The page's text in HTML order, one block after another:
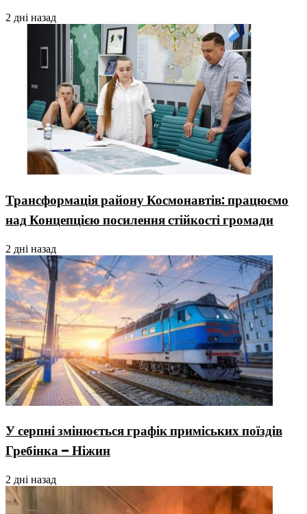
2 дні назад
Трансформація району Космонавтів: працюємо
над Концепцією посилення стійкості громади
2 дні назад
У серпні змінюється графік приміських поїздів
Гребінка – Ніжин
2 дні назад